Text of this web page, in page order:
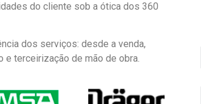
do cliente sob a ótica dos 360
dos serviços: desde a venda,
e terceirização de mão de obra.